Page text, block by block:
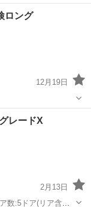
ング
12月19日
レードX
2月13日
数:5ドア(リア含む)